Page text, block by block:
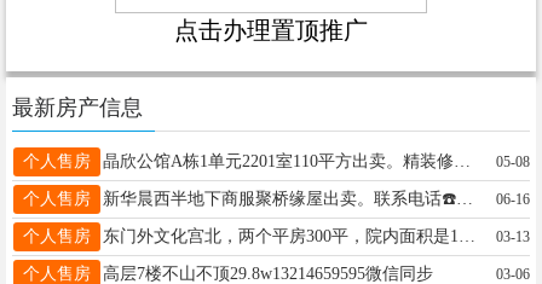
点击办理置顶推广
最新房产信息
个人售房 晶欣公馆A栋1单元2201室110平方出卖。精装修。本单元衣柜打的最多一家。一口价33万。讲价不要给打电话了。17745515567现在能办理房照。能贷款。 05-08
个人售房 新华晨西半地下商服聚桥缘屋出卖。联系电话☎️18746527881 06-16
个人售房 03-13
个人售房 高层7楼不山不顶29.8w13214659595微信同步 03-06